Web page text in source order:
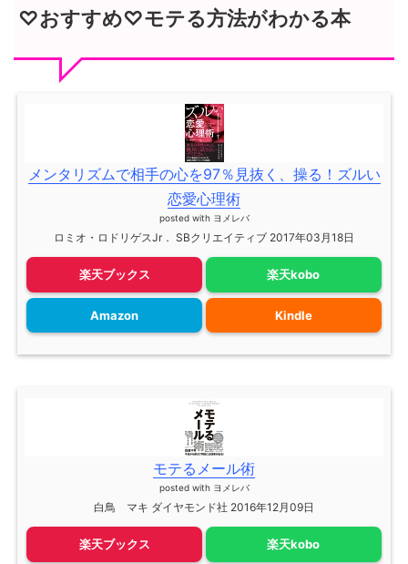
♡おすすめ♡モテる方法がわかる本
メンタリズムで相手の心を97％見抜く、操る！ズルい
恋愛心理術
posted with ヨメレバ
ロミオ・ロドリゲスJr． SBクリエイティブ 2017年03月18日
楽天ブックス 楽天kobo
Amazon Kindle
モテるメール術
posted with ヨメレバ
白鳥 マキ ダイヤモンド社 2016年12月09日
楽天ブックス 楽天kobo